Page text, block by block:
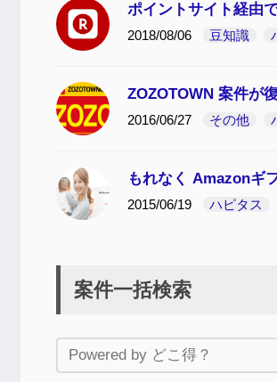
ポイントサイト経由
2018/08/06 豆知識
ZOZOTOWN 案件が
2016/06/27 その他
もれなく Amazonギ
2015/06/19 ハピタス
案件一括検索